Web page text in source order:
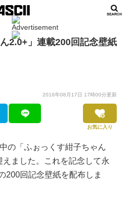
2.0+」連載200回記念壁紙
2016年08月17日 17時00分更新
お気に入り
の「ふぉっくす紺子ちゃん
ました。これを記念して永
200回記念壁紙を配布しま